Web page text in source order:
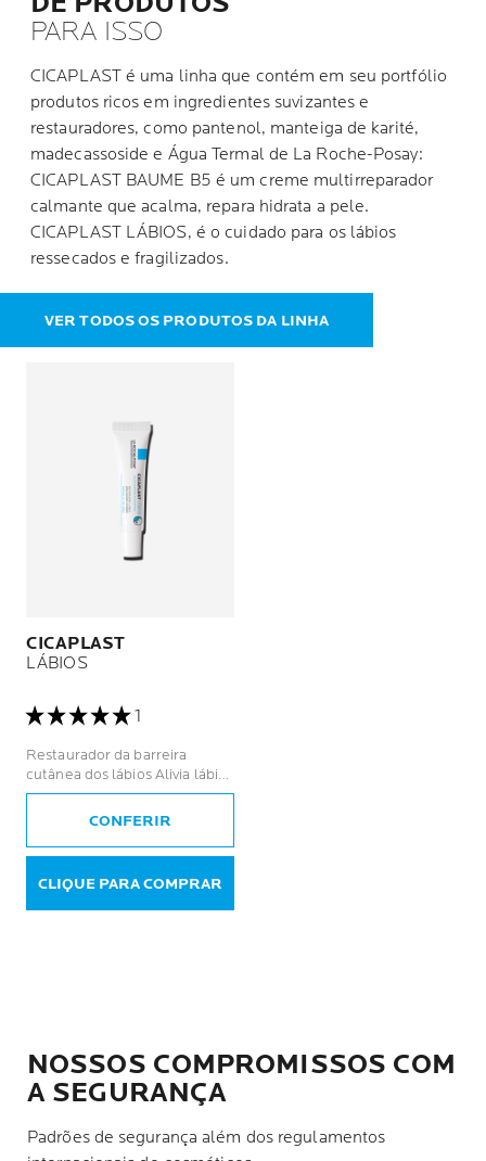
PARA ISSO
CICAPLAST é uma linha que contém em seu portfólio
produtos ricos em ingredientes suvizantes e
restauradores, como pantenol, manteiga de karité,
madecassoside e Água Termal de La Roche-Posay:
CICAPLAST BAUME B5 é um creme multirreparador
calmante que acalma, repara hidrata a pele.
CICAPLAST LÁBIOS, é o cuidado para os lábios
ressecados e fragilizados.
VER TODOS OS PRODUTOS DA LINHA
CICAPLAST
LÁBIOS
1
Restaurador da barreira
cutânea dos lábios Alivia lábios
fragilizados Ação calmante e
reparadoraCONFERIR
CLIQUE PARA COMPRAR
NOSSOS COMPROMISSOS COM
A SEGURANÇA
Padrões de segurança além dos regulamentos